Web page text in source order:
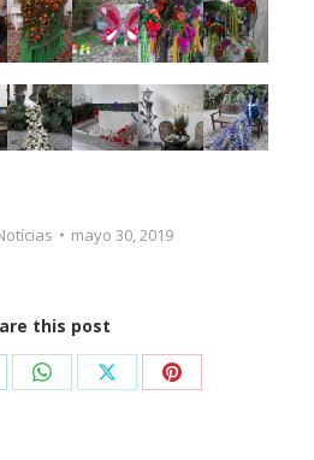
mayo 30, 2019
this post
Share Share Share